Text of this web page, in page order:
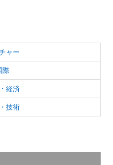
ャー
際
経済
技術